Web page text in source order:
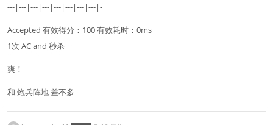
---|---|---|---|---|---|---|---|-
Accepted 有效得分：100 有效耗时：0ms
1次 AC and 秒杀
爽！
和 炮兵阵地 差不多